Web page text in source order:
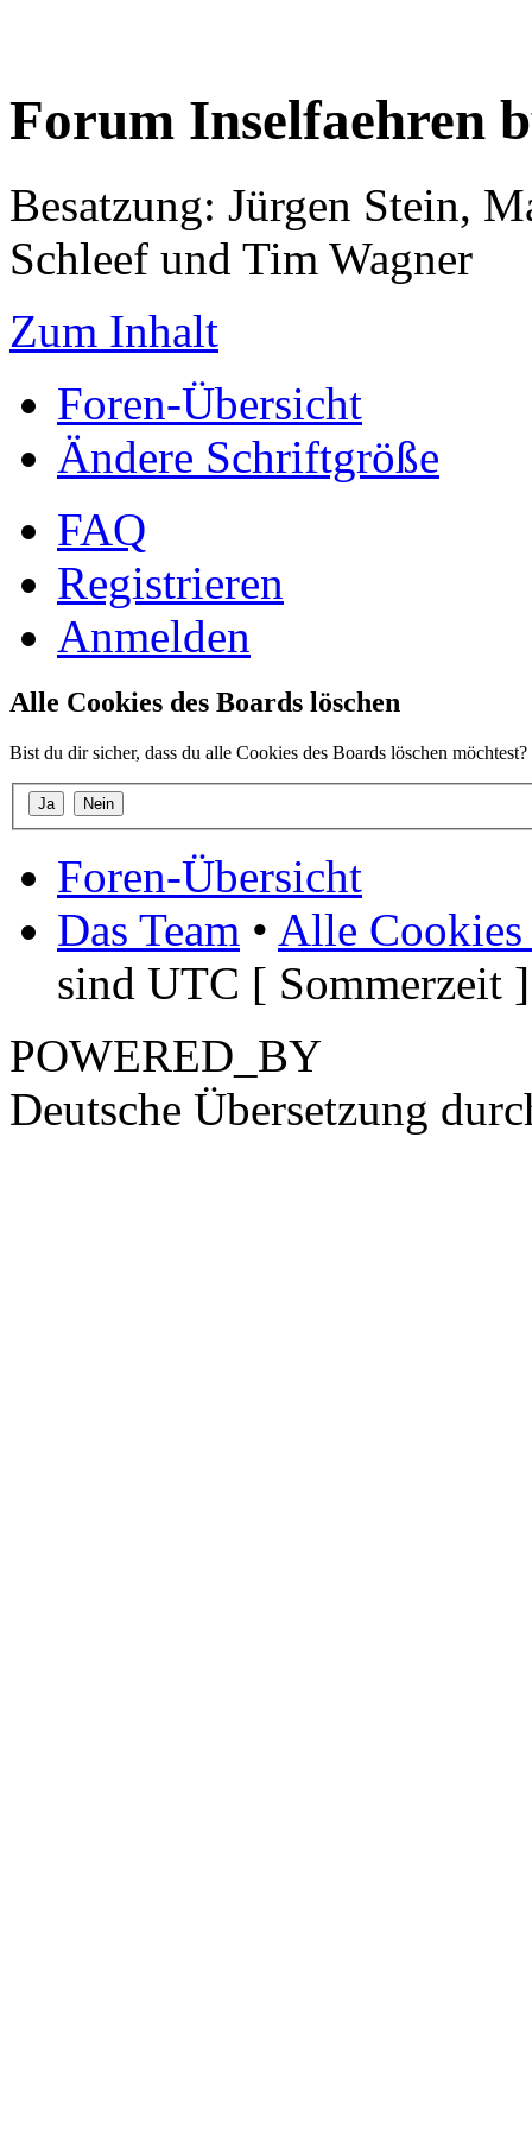
Forum Inselfaehren
Besatzung: Jürgen Stein,
Schleef und Tim Wagner
Zum Inhalt
Foren-Übersicht
Ändere Schriftgröße
FAQ
Registrieren
Anmelden
Alle Cookies des Boards löschen
Bist du dir sicher, dass du alle Cookies des Boards löschen möchtest?
Foren-Übersicht
Das Team • Alle Cookies
sind UTC [ Sommerzeit ]
POWERED_BY
Deutsche Übersetzung